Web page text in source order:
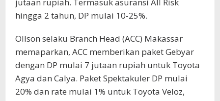
hingga 2 tahun, DP mulai 10-25%.
Ollson selaku Branch Head (ACC) Makassar
memaparkan, ACC memberikan paket Gebyar
dengan DP mulai 7 jutaan rupiah untuk Toyota
Agya dan Calya. Paket Spektakuler DP mulai
20% dan rate mulai 1% untuk Toyota Veloz,